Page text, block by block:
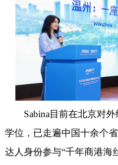
Sabina目前在北京对外
学位，已走遍中国十余个
达人身份参与“千年商港海